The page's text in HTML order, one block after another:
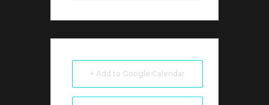
+ Add to Google Calendar